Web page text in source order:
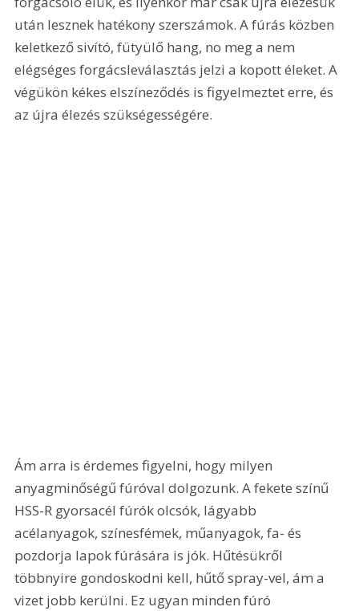
után lesznek hatékony szerszámok. A fúrás közben
keletkező sivító, fütyülő hang, no meg a nem
elégséges forgácsleválasztás jelzi a kopott éleket. A
végükön kékes elszíneződés is figyelmeztet erre, és
az újra élezés szükségességére.
Ám arra is érdemes figyelni, hogy milyen
anyagminőségű fúróval dolgozunk. A fekete színű
HSS-R gyorsacél fúrók olcsók, lágyabb
acélanyagok, színesfémek, műanyagok, fa- és
pozdorja lapok fúrására is jók. Hűtésükről
többnyire gondoskodni kell, hűtő spray-vel, ám a
vizet jobb kerülni. Ez ugyan minden fúró